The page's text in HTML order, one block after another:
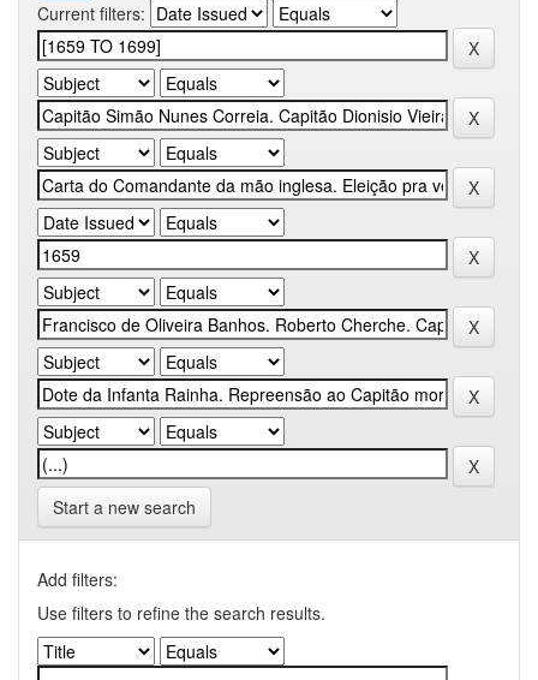
Current filters:
Start a new search
Add filters:
Use filters to refine the search results.